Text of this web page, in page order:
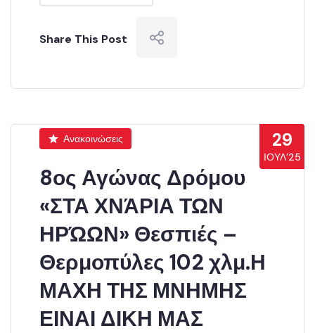
Share This Post
29
ΙΟΎΛ’25
Ανακοινώσεις
8ος Αγώνας Δρόμου
«ΣΤΑ ΧΝΆΡΙΑ ΤΩΝ
ΗΡΏΩΝ» Θεσπιές –
Θερμοπύλες 102 χλμ.Η
ΜΑΧΗ ΤΗΣ ΜΝΗΜΗΣ
ΕΙΝΑΙ ΔΙΚΗ ΜΑΣ